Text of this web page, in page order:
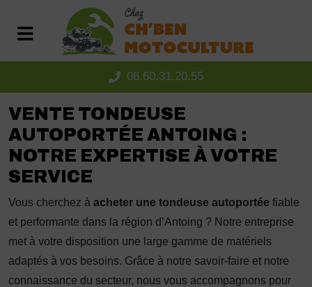
06.60.31.20.55
VENTE TONDEUSE
AUTOPORTÉE ANTOING :
NOTRE EXPERTISE À VOTRE
SERVICE
Vous cherchez à acheter une tondeuse autoportée fiable
et performante dans la région d’Antoing ? Notre entreprise
met à votre disposition une large gamme de matériels
adaptés à vos besoins. Grâce à notre savoir-faire et notre
connaissance du secteur, nous vous accompagnons pour
Panneau de gestion des cookies